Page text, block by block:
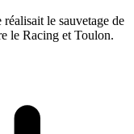
le sauvetage de
le Racing et Toulon.